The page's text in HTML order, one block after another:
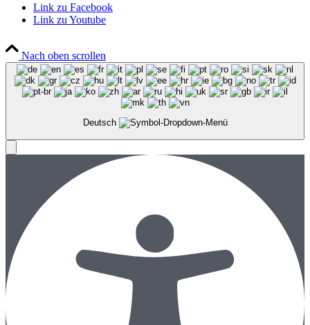
Link zu Facebook
Link zu Youtube
Nach oben scrollen
Deutsch